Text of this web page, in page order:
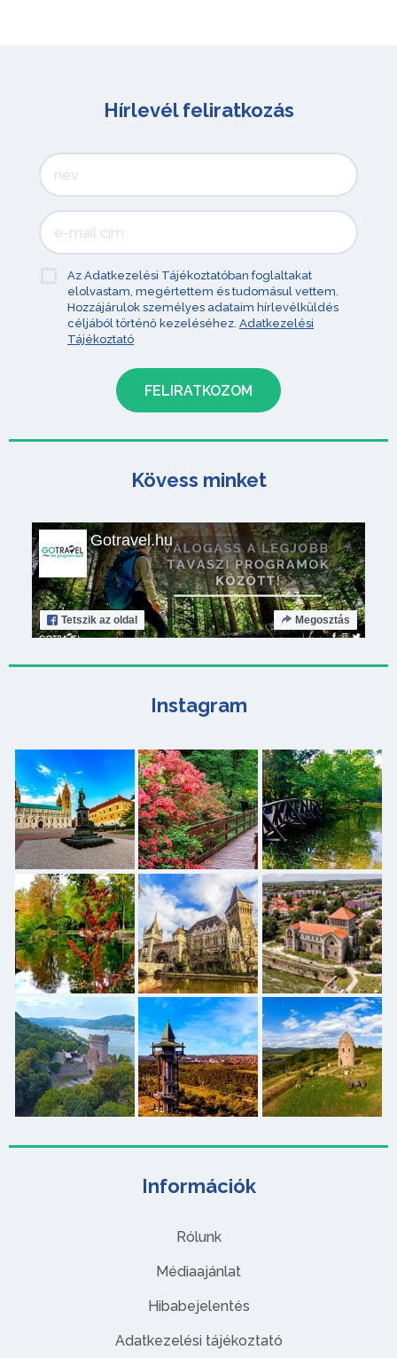
Információk
Rólunk
Médiaajánlat
Hibabejelentés
Adatkezelési tájékoztató
Hírlevél feliratkozás
Az Adatkezelési Tájékoztatóban foglaltakat
elolvastam, megértettem és tudomásul vettem.
Hozzájárulok személyes adataim hírlevélküldés
céljából történő kezeléséhez. Adatkezelési
Tájékoztató
Kövess minket
Gotravel.hu
Tetszik az oldal Megosztás
Instagram